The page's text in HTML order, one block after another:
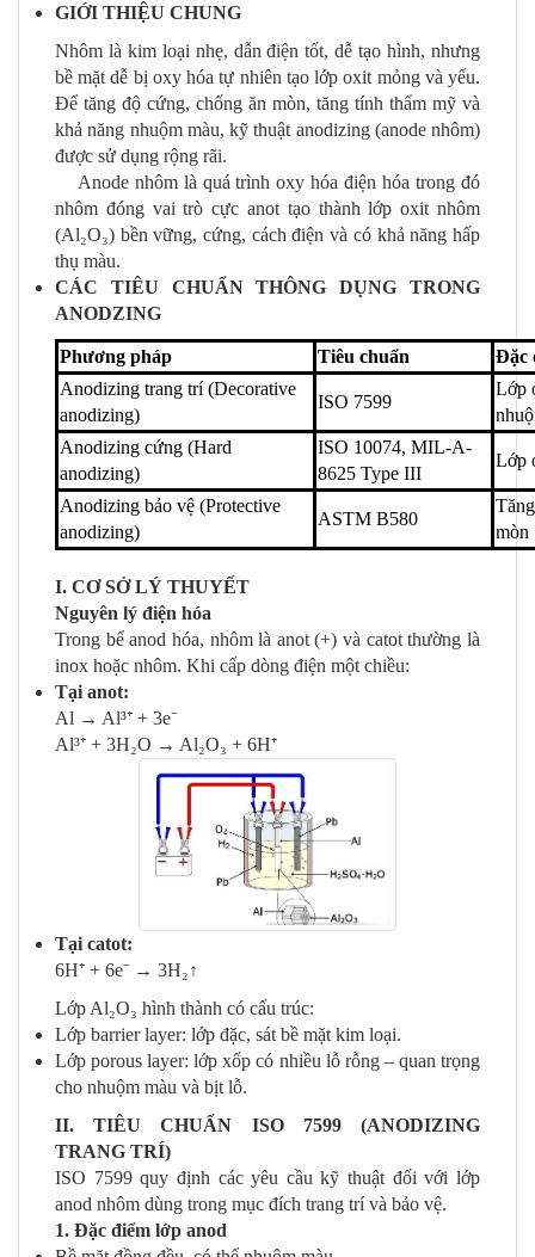
GIỚI THIỆU CHUNG
Nhôm là kim loại nhẹ, dẫn điện tốt, dễ tạo hình, nhưng
bề mặt dễ bị oxy hóa tự nhiên tạo lớp oxit mỏng và yếu.
Để tăng độ cứng, chống ăn mòn, tăng tính thẩm mỹ và
khả năng nhuộm màu, kỹ thuật anodizing (anode nhôm)
được sử dụng rộng rãi.
Anode nhôm là quá trình oxy hóa điện hóa trong đó
nhôm đóng vai trò cực anot tạo thành lớp oxit nhôm
(Al₂O₃) bền vững, cứng, cách điện và có khả năng hấp
thụ màu.
CÁC TIÊU CHUẨN THÔNG DỤNG TRONG
ANODZING
Phương pháp Tiêu chuẩn
Đặc
Anodizing trang trí (Decorative
anodizing)
ISO 7599
Lớp
Anodizing cứng (Hard
anodizing)
ISO 10074, MIL-A-
8625 Type III
Lớp
Anodizing bảo vệ (Protective
anodizing)
ASTM B580
mòn
I. CƠ SỞ LÝ THUYẾT
Nguyên lý điện hóa
Trong bể anod hóa, nhôm là anot (+) và catot thường là
inox hoặc nhôm. Khi cấp dòng điện một chiều:
Tại anot:
Al → Al³⁺ + 3e⁻
Al³⁺ + 3H₂O → Al₂O₃ + 6H⁺
Tại catot:
6H⁺ + 6e⁻ → 3H₂↑
Lớp Al₂O₃ hình thành có cấu trúc:
Lớp barrier layer: lớp đặc, sát bề mặt kim loại.
Lớpporous layer: lớp xốp có nhiều lỗ rỗng – quan trọng
cho nhuộm màu và bịt lỗ.
II. TIÊU CHUẨN ISO 7599 (ANODIZING
TRANG TRÍ)
ISO 7599 quy định các yêu cầu kỹ thuật đối với lớp
anod nhôm dùng trong mục đích trang trí và bảo vệ.
1. Đặc điểm lớp anod